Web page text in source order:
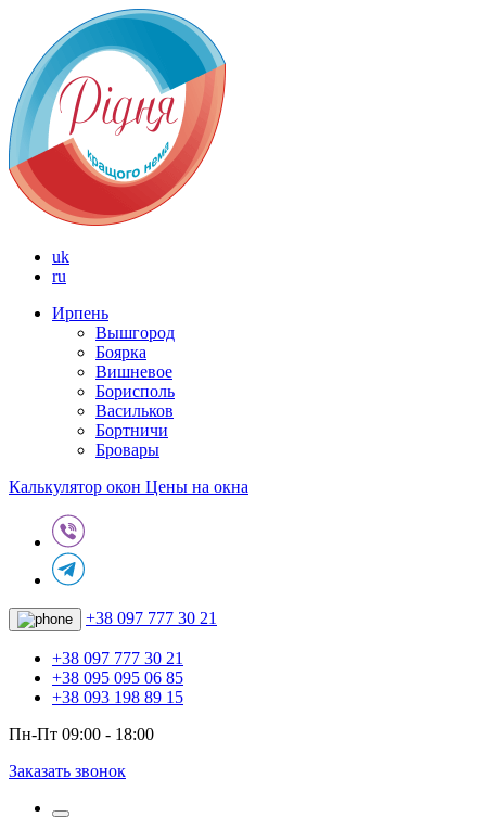
uk
ru
Ирпень
Вышгород
Боярка
Вишневое
Борисполь
Васильков
Бортничи
Бровары
Калькулятор окон Цены на окна
+38 097 777 30 21
+38 097 777 30 21
+38 095 095 06 85
+38 093 198 89 15
Пн-Пт 09:00 - 18:00
Заказать звонок